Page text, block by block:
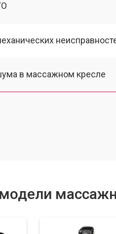
в массажном кресле